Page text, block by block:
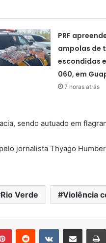
PRF
ampolas de
escondidas
060, em
7 horas atrás
sendo autuado em
jornalista Thyago
Rio Verde Violência
PinterestReddit VK Compartilhar via e-mail